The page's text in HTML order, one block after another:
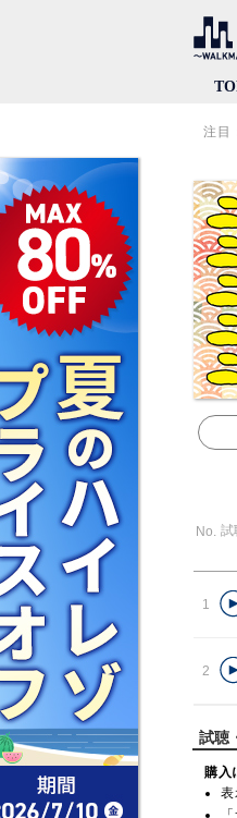
注目
No. 試
1
2
試聴
購入
表